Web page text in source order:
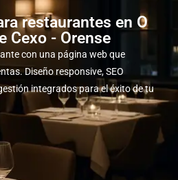
restaurantes en O
Cexo - Orense
con una página web que
Diseño responsive, SEO
integrados para el éxito de tu